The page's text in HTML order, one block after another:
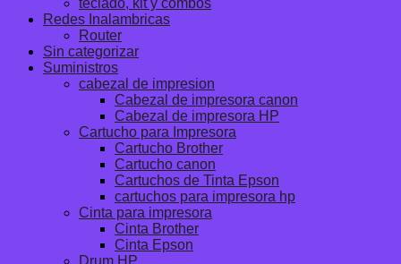
teclado, kit y combos
Redes Inalambricas
Router
Sin categorizar
Suministros
cabezal de impresion
Cabezal de impresora canon
Cabezal de impresora HP
Cartucho para Impresora
Cartucho Brother
Cartucho canon
Cartuchos de Tinta Epson
cartuchos para impresora hp
Cinta para impresora
Cinta Brother
Cinta Epson